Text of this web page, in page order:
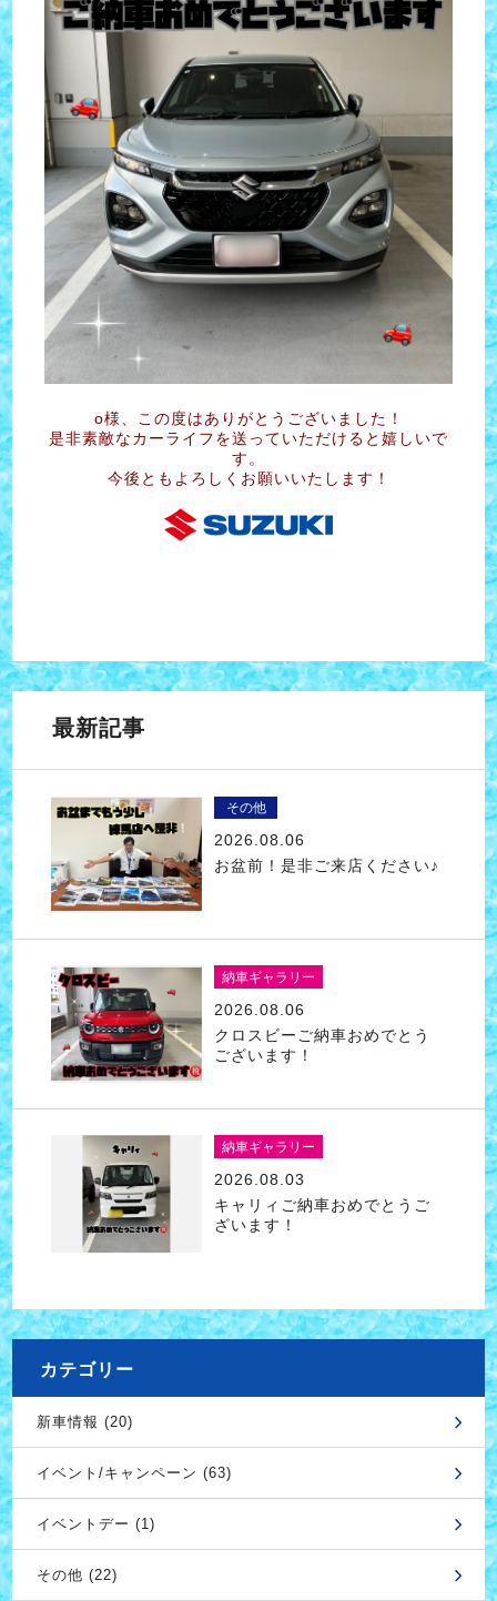
o様、この度はありがとうございました！
是非素敵なカーライフを送っていただけると嬉しいで
す。
今後ともよろしくお願いいたします！
最新記事
その他
2026.08.06
お盆前！是非ご来店ください♪
納車ギャラリー
2026.08.06
クロスビーご納車おめでとう
ございます！
納車ギャラリー
2026.08.03
キャリィご納車おめでとうご
ざいます！
カテゴリー
新車情報 (20)
イベント/キャンペーン (63)
イベントデー (1)
その他 (22)